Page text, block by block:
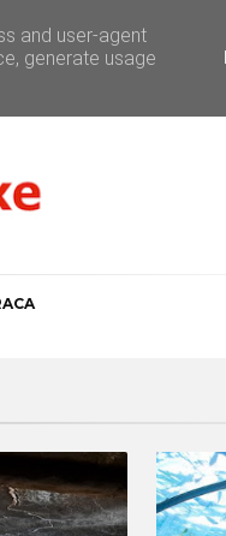
and user-agent
generate usage